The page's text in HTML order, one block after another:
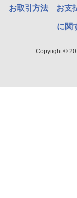
お取引方法 お支
に関
Copyright ©